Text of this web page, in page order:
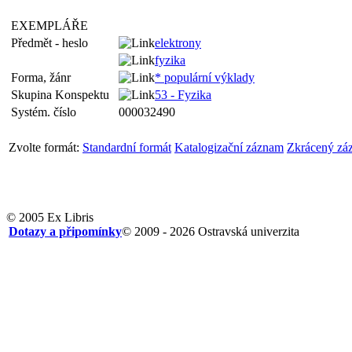
EXEMPLÁŘE
Předmět - heslo
elektrony
fyzika
Forma, žánr
* populární výklady
Skupina Konspektu
53 - Fyzika
Systém. číslo
000032490
Zvolte formát: Standardní formát Katalogizační záznam Zkrácený
© 2005 Ex Libris
© 2009 - 2026 Ostravská univerzita
Dotazy a připomínky